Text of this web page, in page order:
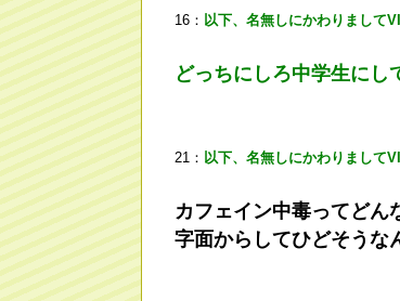
16： 以下、名無しにかわりまして
どっちにしろ中学生にし
21： 以下、名無しにかわりまして
カフェイン中毒ってどん
字面からしてひどそうな